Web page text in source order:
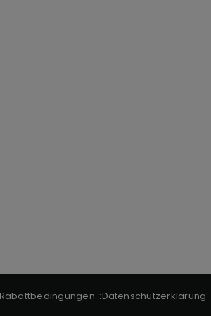
Rabattbedingungen ::Datenschutzerklärung::